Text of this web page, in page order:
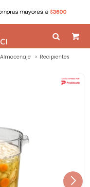
Almacenaje Recipientes